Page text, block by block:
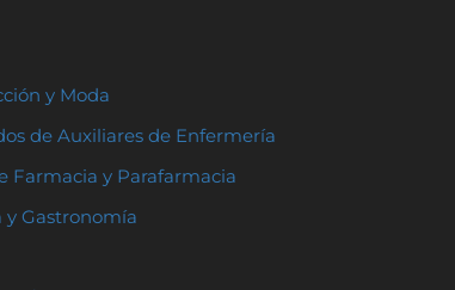
y Moda
de Auxiliares de Enfermería
Farmacia y Parafarmacia
y Gastronomía